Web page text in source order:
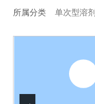
所属分类
单次型溶